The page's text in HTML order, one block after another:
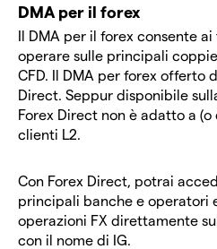
DMA per il forex
Il DMA per il forex consente
operare sulle principali
CFD. Il DMA per forex offerto
Direct. Seppur disponibile
Forex Direct non è adatto a
clienti L2.
Con Forex Direct, potrai
principali banche e operatori
operazioni FX direttamente
con il nome di IG.